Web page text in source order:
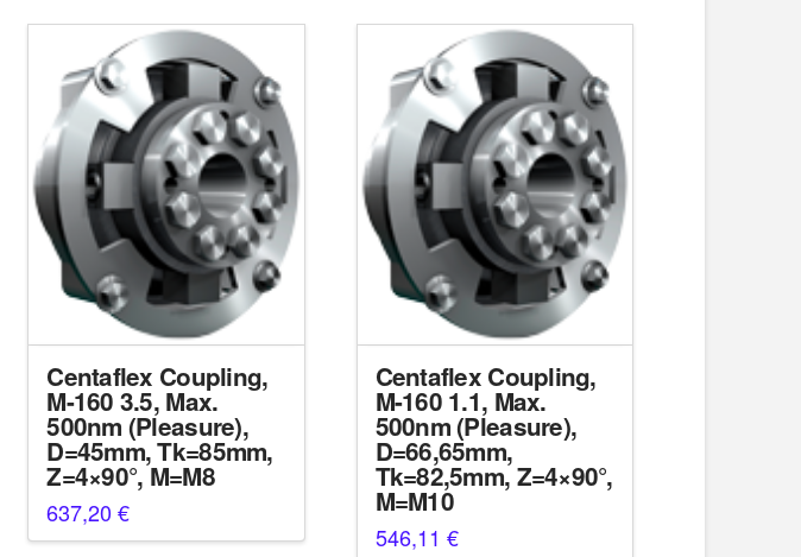
Centaflex Coupling,
M-160 3.5, Max.
500nm (Pleasure),
D=45mm, Tk=85mm,
Z=4×90°, M=M8
637,20€
Centaflex Coupling,
M-160 1.1, Max.
500nm (Pleasure),
D=66,65mm,
Tk=82,5mm, Z=4×90°,
M=M10
546,11 €